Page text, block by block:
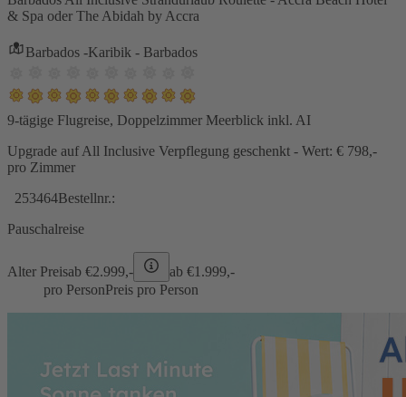
& Spa oder The Abidah by Accra
Barbados -Karibik - Barbados
9-tägige Flugreise, Doppelzimmer Meerblick inkl. AI
Upgrade auf All Inclusive Verpflegung geschenkt - Wert: € 798,-
pro Zimmer
253464Bestellnr.:
Pauschalreise
Alter Preisab €2.999,- ab €1.999,-
pro PersonPreis pro Person